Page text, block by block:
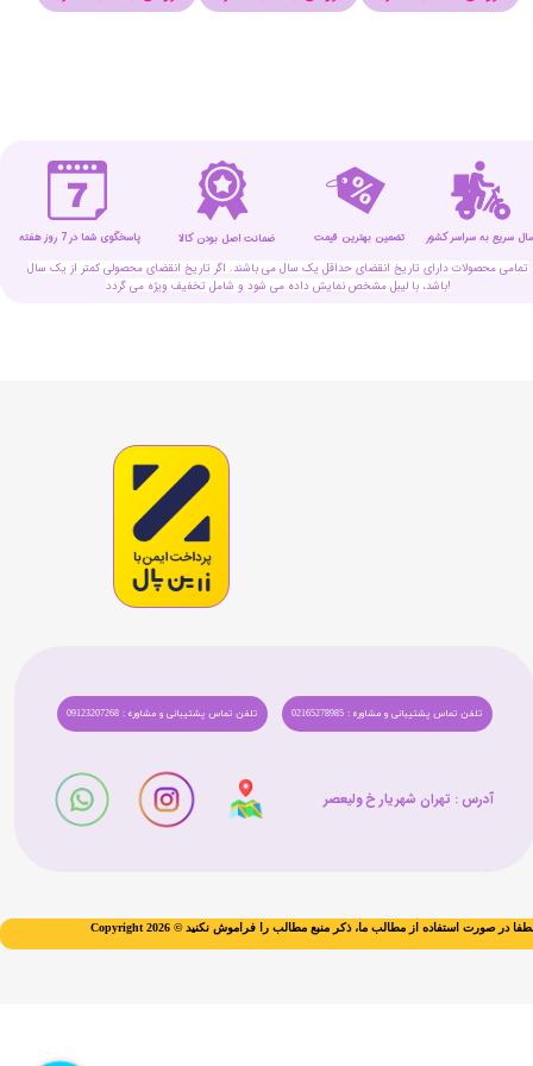
تمامی محصولات دارای تاریخ انقضای حداقل یک سال می باشند. اگر تاریخ انقضای محصولی کمتر از یک سال
باشد، با لیبل مشخص نمایش داده می شود و شامل تخفیف ویژه می گردد!
ضمانت اصل بودن کالا تضمین بهترین قیمت پاسخگوی شما در 7 روز هفته سریع به سراسر کشور
تلفن تماس پشتیبانی و مشاوره : 09123207268 تلفن تماس پشتیبانی و مشاوره : 02165278985
آدرس : تهران شهریار خ ولیعصر​​​​​​​